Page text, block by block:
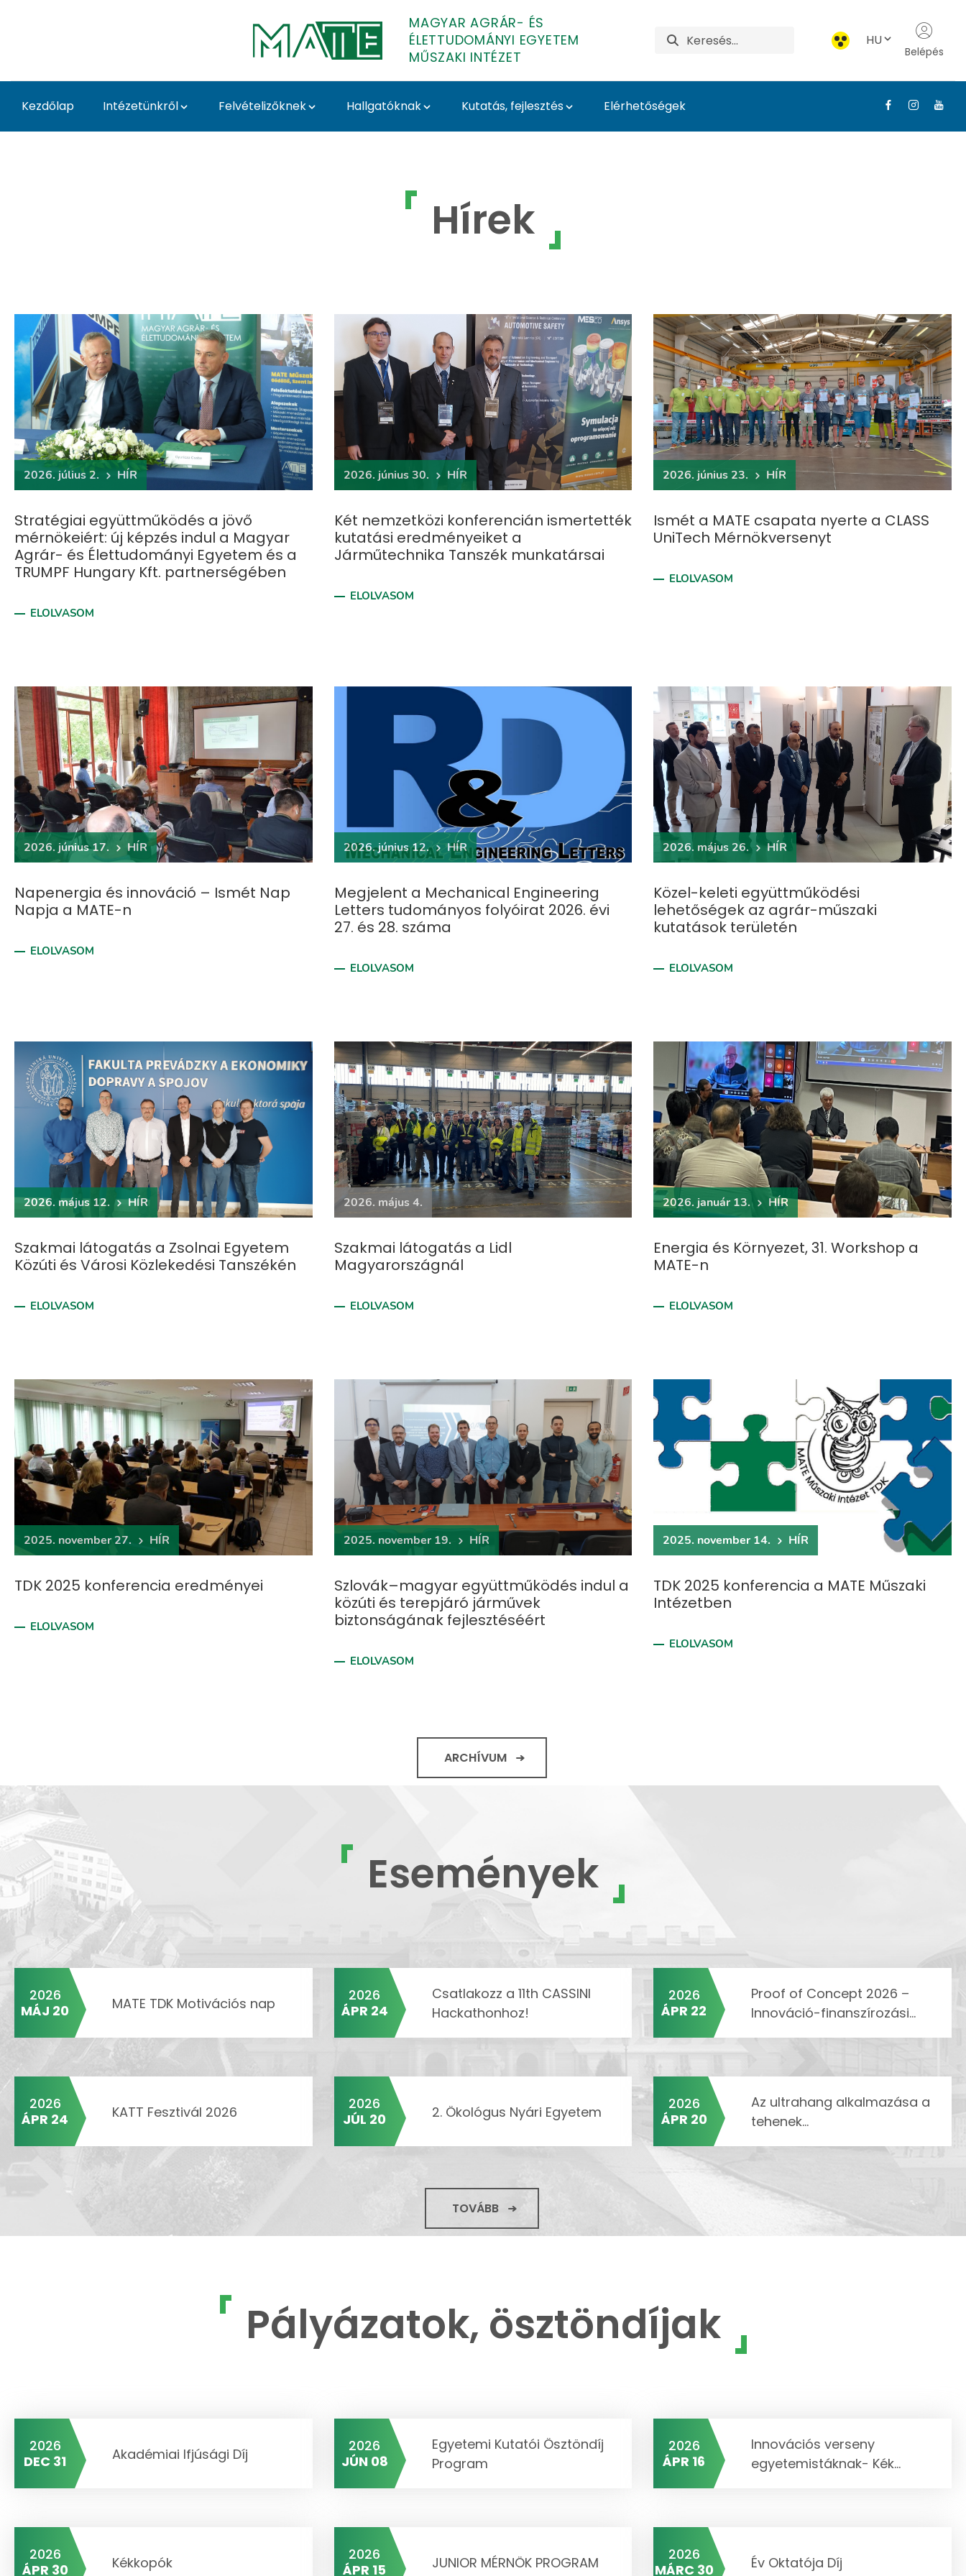
MAGYAR AGRÁR- ÉS
ÉLETTUDOMÁNYI EGYETEM
MŰSZAKI INTÉZET
HU
Belépés
Kezdőlap Intézetünkről Felvételizőknek Hallgatóknak Kutatás, fejlesztés Elérhetőségek
Hírek
2026. július 2. HÍR
Stratégiai együttműködés a jövő
mérnökeiért: új képzés indul a Magyar
Agrár- és Élettudományi Egyetem és a
TRUMPF Hungary Kft. partnerségében
ELOLVASOM
2026. június 30. HÍR
Két nemzetközi konferencián ismertették
kutatási eredményeiket a
Járműtechnika Tanszék munkatársai
ELOLVASOM
2026. június 23. HÍR
Ismét a MATE csapata nyerte a CLASS
UniTech Mérnökversenyt
ELOLVASOM
2026. június 17. HÍR
Napenergia és innováció – Ismét Nap
Napja a MATE-n
ELOLVASOM
2026. június 12. HÍR
Megjelent a Mechanical Engineering
Letters tudományos folyóirat 2026. évi
27. és 28. száma
ELOLVASOM
2026. május 26. HÍR
Közel-keleti együttműködési
lehetőségek az agrár-műszaki
kutatások területén
ELOLVASOM
2026. május 12. HÍR
Szakmai látogatás a Zsolnai Egyetem
Közúti és Városi Közlekedési Tanszékén
ELOLVASOM
2026. május 4.
Szakmai látogatás a Lidl
Magyarországnál
ELOLVASOM
2026. január 13. HÍR
Energia és Környezet, 31. Workshop a
MATE-n
ELOLVASOM
2025. november 27. HÍR
TDK 2025 konferencia eredményei
ELOLVASOM
2025. november 19. HÍR
Szlovák–magyar együttműködés indul a
közúti és terepjáró járművek
biztonságának fejlesztéséért
ELOLVASOM
2025. november 14. HÍR
TDK 2025 konferencia a MATE Műszaki
Intézetben
ELOLVASOM
ARCHÍVUM
Események
2026
MÁJ 20
MATE TDK Motivációs nap
2026
ÁPR 24
Csatlakozz a 11th CASSINI
Hackathonhoz!
2026
ÁPR 22
Proof of Concept 2026 –
Innováció-finanszírozási...
2026
ÁPR 24
KATT Fesztivál 2026
2026
JÚL 20
2. Ökológus Nyári Egyetem
2026
ÁPR 20
Az ultrahang alkalmazása a
tehenek...
TOVÁBB
Pályázatok, ösztöndíjak
2026
DEC 31
Akadémiai Ifjúsági Díj
2026
JÚN 08
Egyetemi Kutatói Ösztöndíj
Program
2026
ÁPR 16
Innovációs verseny
egyetemistáknak- Kék...
2026
ÁPR 30
Kékkopók
2026
ÁPR 15
JUNIOR MÉRNÖK PROGRAM
2026
MÁRC 30
Év Oktatója Díj